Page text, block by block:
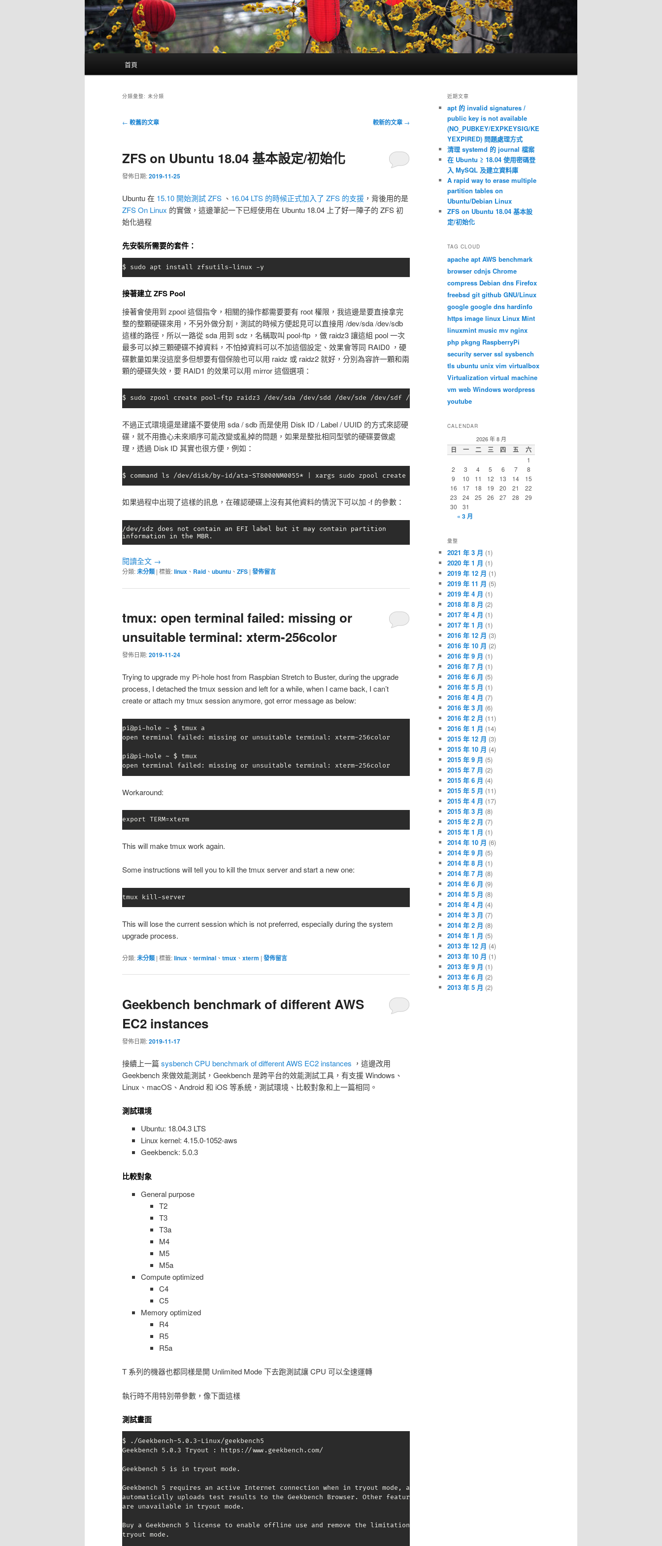
首頁
分類彙整: 未分類
文
覽
← 較舊的文章 較新的文章 →
ZFS on Ubuntu 18.04 基本設定/初始化
發佈日期:2019-11-25
Ubuntu 在 15.10 開始測試 ZFS 、 16.04 LTS 的時候正式加入了 ZFS 的支援 ，背後用的是
ZFS On Linux 的實做，這邊筆記一下已經使用在 Ubuntu 18.04 上了好一陣子的 ZFS 初
始化過程
先安裝所需要的套件：
$ sudo apt install zfsutils-linux -y
接著建立 ZFS Pool
接著會使用到 zpool 這個指令，相關的操作都需要要有 root 權限，我這邊是要直接拿完
整的整顆硬碟來用，不另外做分割，測試的時候方便起見可以直接用 /dev/sda /dev/sdb
這樣的路徑，所以一路從 sda 用到 sdz，名稱取叫 pool-ftp ，做 raidz3 讓這組 pool 一次
最多可以掉三顆硬碟不掉資料，不怕掉資料可以不加這個設定、效果會等同 RAID0 ，硬
碟數量如果沒這麼多但想要有個保險也可以用 raidz 或 raidz2 就好，分別為容許一顆和兩
顆的硬碟失效，要 RAID1 的效果可以用 mirror 這個選項：
$ sudo zpool create pool-ftp raidz3 /dev/sda /dev/sdd /dev/sde /dev/sdf /dev/sdg /dev/sdh /dev/sdi /dev/sdj /dev/sdk /dev/sdl /dev/sdm
不過正式環境還是建議不要使用 sda / sdb 而是使用 Disk ID / Label / UUID 的方式來認硬
碟，就不用擔心未來順序可能改變或亂掉的問題，如果是整批相同型號的硬碟要做處
理，透過 Disk ID 其實也很方便，例如：
$ command ls /dev/disk/by-id/ata-ST8000NM0055* | xargs sudo zpool create ftp-pool
如果過程中出現了這樣的訊息，在確認硬碟上沒有其他資料的情況下可以加 -f 的參數：
/dev/sdz does not contain an EFI label but it may contain partition
information in the MBR.
閱讀全文 →
分類:未分類 | 標籤:linux 、 Raid 、 ubuntu 、 ZFS | 發佈留言
tmux: open terminal failed: missing or
unsuitable terminal: xterm-256color
發佈日期:2019-11-24
Trying to upgrade my Pi-hole host from Raspbian Stretch to Buster, during the upgrade
process, I detached the tmux session and left for a while, when I came back, I can’t
create or attach my tmux session anymore, got error message as below:
pi@pi-hole ~ $ tmux a
open terminal failed: missing or unsuitable terminal: xterm-256color
pi@pi-hole ~ $ tmux
open terminal failed: missing or unsuitable terminal: xterm-256color
Workaround:
export TERM=xterm
This will make tmux work again.
Some instructions will tell you to kill the tmux server and start a new one:
tmux kill-server
This will lose the current session which is not preferred, especially during the system
upgrade process.
分類:未分類 | 標籤:linux 、 terminal 、 tmux 、 xterm | 發佈留言
Geekbench benchmark of different AWS
EC2 instances
發佈日期:2019-11-17
接續上一篇sysbench CPU benchmark of different AWS EC2 instances ，這邊改用
Geekbench 來做效能測試，Geekbench 是跨平台的效能測試工具，有支援 Windows、
Linux、macOS、Android 和 iOS 等系統，測試環境、比較對象和上一篇相同。
測試環境
Ubuntu: 18.04.3 LTS
Linux kernel: 4.15.0-1052-aws
Geekbenck: 5.0.3
比較對象
General purpose
T2
T3
T3a
M4
M5
M5a
Compute optimized
C4
C5
Memory optimized
R4
R5
R5a
T 系列的機器也都同樣是開 Unlimited Mode 下去跑測試讓 CPU 可以全速運轉
執行時不用特別帶參數，像下面這樣
測試畫面
$ ./Geekbench-5.0.3-Linux/geekbench5
Geekbench 5.0.3 Tryout : https://www.geekbench.com/
Geekbench 5 is in tryout mode.
Geekbench 5 requires an active Internet connection when in tryout mode, and
automatically uploads test results to the Geekbench Browser. Other features
are unavailable in tryout mode.
Buy a Geekbench 5 license to enable offline use and remove the limitations of
tryout mode.
近期文章
apt 的 invalid signatures /
public key is not available
(NO_PUBKEY/EXPKEYSIG/KE
YEXPIRED) 問題處理方式
清理 systemd 的 journal 檔案
在 Ubuntu ≥ 18.04 使用密碼登
入 MySQL 及建立資料庫
A rapid way to erase multiple
partition tables on
Ubuntu/Debian Linux
ZFS on Ubuntu 18.04 基本設
定/初始化
TAG CLOUD
apache apt AWS benchmark
browser cdnjs Chrome
compress Debian dns Firefox
freebsd git github GNU/Linux
google google dns hardinfo
https image linux Linux Mint
linuxmint music mv nginx
php pkgng RaspberryPi
security server ssl sysbench
tls ubuntu unix vim virtualbox
Virtualization virtual machine
vm web Windows wordpress
youtube
CALENDAR
2026 年 8 月
日 一 二 三 四 五 六
1
2
3 4 5 6 7
8
9
10 11 12 13 14
15
16
17 18 19 20 21
22
23
24 25 26 27 28
29
30
31
« 3 月
彙整
2021 年 3 月 (1)
2020 年 1 月 (1)
2019 年 12 月 (1)
2019 年 11 月 (5)
2019 年 4 月 (1)
2018 年 8 月 (2)
2017 年 4 月 (1)
2017 年 1 月 (1)
2016 年 12 月 (3)
2016 年 10 月 (2)
2016 年 9 月 (1)
2016 年 7 月 (1)
2016 年 6 月 (5)
2016 年 5 月 (1)
2016 年 4 月 (7)
2016 年 3 月 (6)
2016 年 2 月 (11)
2016 年 1 月 (14)
2015 年 12 月 (3)
2015 年 10 月 (4)
2015 年 9 月 (5)
2015 年 7 月 (2)
2015 年 6 月 (4)
2015 年 5 月 (11)
2015 年 4 月 (17)
2015 年 3 月 (8)
2015 年 2 月 (7)
2015 年 1 月 (1)
2014 年 10 月 (6)
2014 年 9 月 (5)
2014 年 8 月 (1)
2014 年 7 月 (8)
2014 年 6 月 (9)
2014 年 5 月 (8)
2014 年 4 月 (4)
2014 年 3 月 (7)
2014 年 2 月 (8)
2014 年 1 月 (5)
2013 年 12 月 (4)
2013 年 10 月 (1)
2013 年 9 月 (1)
2013 年 6 月 (2)
2013 年 5 月 (2)